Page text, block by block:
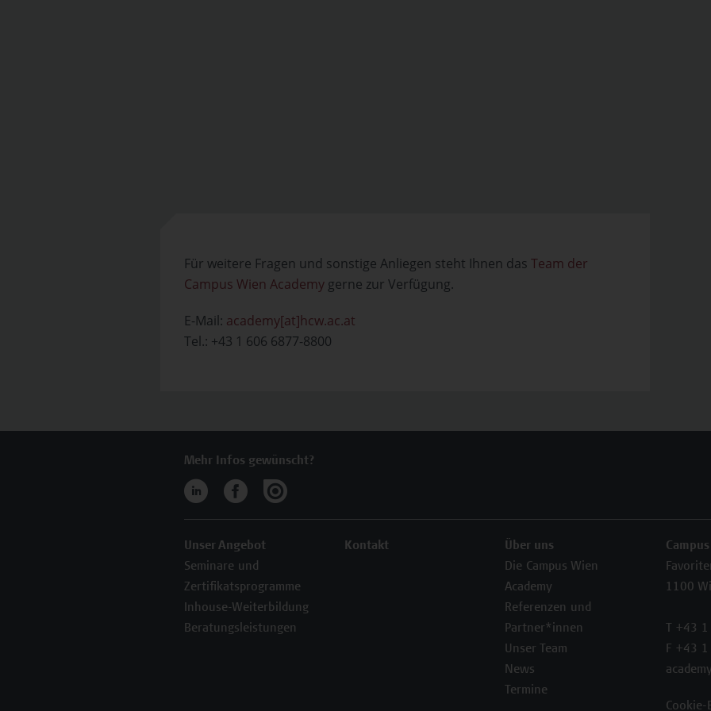
Für weitere Fragen und sonstige Anliegen steht Ihnen das Team der
Campus Wien Academy gerne zur Verfügung.
E-Mail: academy[at]hcw.ac.at
Tel.: +43 1 606 6877-8800
Mehr Infos gewünscht?
Unser Angebot
Seminare und
Zertifikatsprogramme
Inhouse-Weiterbildung
Beratungsleistungen
Über uns
Die Campus Wien
Academy
Referenzen und
Partner*innen
Unser Team
News
Termine
Kontakt
1100
T +43
F +43
Cookie-